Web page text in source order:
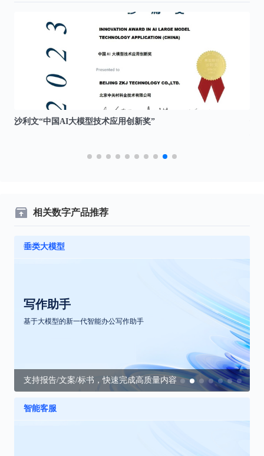
沙利文“中国AI大模型技术应用创新奖”
相关数字产品推荐
垂类大模型
写作助手
基于大模型的新一代智能办公写作助手
支持报告/文案/标书，快速完成高质量内容
智能客服